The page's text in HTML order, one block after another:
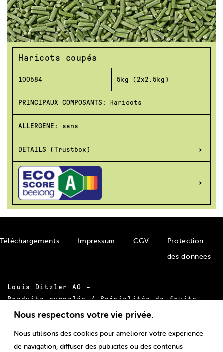
Nous respectons votre vie privée.
Nous utilisons des cookies pour améliorer votre expérience
de navigation, diffuser des publicités ou des contenus
Haricots coupés
100584 5kg (2x2.5kg)
PRINCIPAUX COMPOSANTS: Haricots
ALLERGENE: sans
DETAILS (Trustbox)
Louis Ditzler AG –
Produits surgelés / Spécialités de fruits
Bäumlimattstrasse 20
Tél.:+41 61 855 55 00
Téléchargements Impressum CGV
Protection
des données